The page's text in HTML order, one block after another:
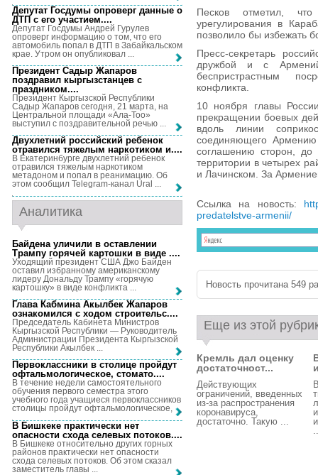
Песков отметил,
урегулирования в
позволило бы избежать
Пресс-секретарь
дружбой и с
беспристрастным
конфликта.
10 ноября главы
прекращении боевых
вдоль линии
соединяющего
соглашению сторон, до
территории в четырех
и Лачинском. За
Ссылка на новость:
predatelstve-armenii/
Новость прочитана 549
Еще из этой
Кремль дал оценку
достаточност...
Действующих
ограничений, введенных
из-за распространения
коронавируса,
достаточно. Такую ...
Депутат Госдумы опроверг данные о
ДТП с его участием....
Депутат Госдумы Андрей Гурулев
опроверг информацию о том, что его
автомобиль попал в ДТП в Забайкальском
крае. Утром он опубликовал ...
Президент Садыр Жапаров
поздравил кыргызстанцев с
праздником....
Президент Кыргызской Республики
Садыр Жапаров сегодня, 21 марта, на
Центральной площади «Ала-Тоо»
выступил с поздравительной речью ...
Двухлетний российский ребенок
отравился тяжелым наркотиком и....
В Екатеринбурге двухлетний ребенок
отравился тяжелым наркотиком
метадоном и попал в реанимацию. Об
этом сообщил Telegram-канал Ural ...
Аналитика
Байдена уличили в оставлении
Трампу горячей картошки в виде ....
Уходящий президент США Джо Байден
оставил избранному американскому
лидеру Дональду Трампу «горячую
картошку» в виде конфликта ...
Глава Кабмина Акылбек Жапаров
ознакомился с ходом строительс....
Председатель Кабинета Министров
Кыргызской Республики — Руководитель
Администрации Президента Кыргызской
Республики Акылбек ...
Первоклассники в столице пройдут
офтальмологическое, стомато....
В течение недели самостоятельного
обучения первого семестра этого
учебного года учащиеся первоклассников
столицы пройдут офтальмологическое, ...
В Бишкеке практически нет
опасности схода селевых потоков....
В Бишкеке относительно других горных
районов практически нет опасности
схода селевых потоков. Об этом сказал
заместитель главы ...